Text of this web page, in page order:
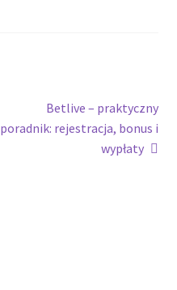
Next
post:
Betlive – praktyczny
poradnik: rejestracja, bonus i
wypłaty